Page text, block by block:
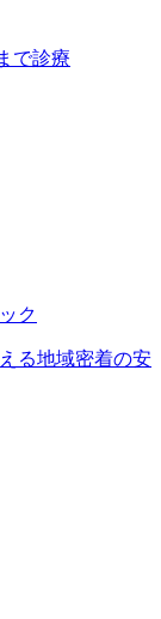
で診療
ク
る地域密着の安